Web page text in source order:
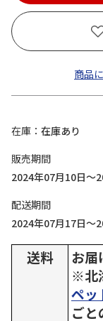
商品
在庫
在庫あり
販売期間
2024年07月10日～
配送期間
2024年07月17日～
送料
お届
※北
ペッ
ご